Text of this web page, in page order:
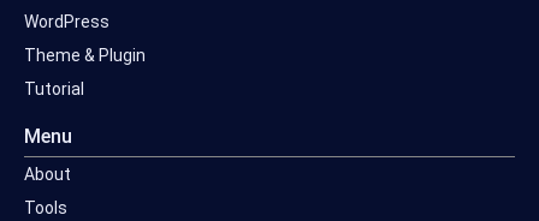
WordPress
Theme & Plugin
Tutorial
Menu
About
Tools